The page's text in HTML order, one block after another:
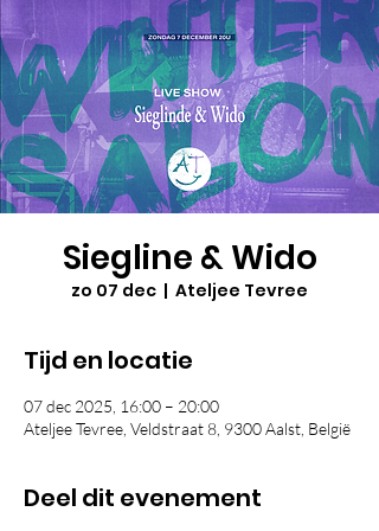
Siegline & Wido
zo 07 dec
  |
Ateljee Tevree
Tijd en locatie
07 dec 2025, 16:00 – 20:00
Ateljee Tevree, Veldstraat 8, 9300 Aalst, België
Deel dit evenement